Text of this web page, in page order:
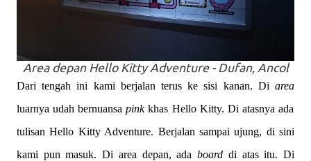
Areadepan Hello Kitty Adventure - Dufan, Ancol
Dari tengah ini kami berjalan terus ke sisi kanan. Di area
luarnya udah bernuansapinkkhas Hello Kitty. Di atasnya ada
tulisan Hello Kitty Adventure. Berjalan sampai ujung, di sini
kami pun masuk. Di area depan, adaboard di atas itu. Di